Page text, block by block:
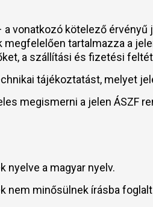
vonatkozó kötelező
megfelelően tartalmazza a
a szállítási és fizetési
tájékoztatást, melyet
megismerni a jelen ÁSZF
nyelve a magyar nyelv.
nem minősülnek írásba